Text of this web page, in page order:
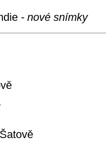
- nové snímky